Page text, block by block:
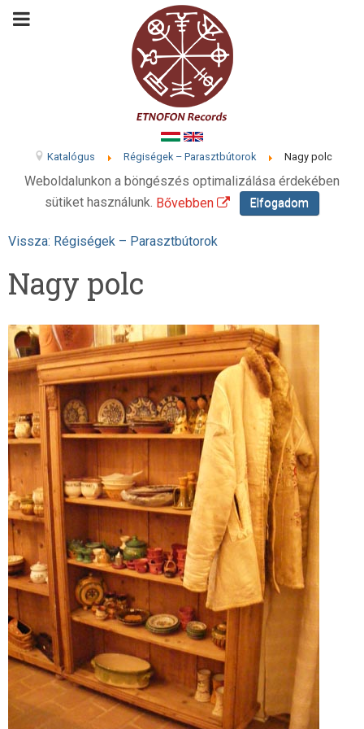
Katalógus Régiségek – Parasztbútorok Nagy polc
Weboldalunkon a böngészés optimalizálása érdekében
sütiket használunk. Bővebben Elfogadom
Vissza: Régiségek – Parasztbútorok
Nagy polc